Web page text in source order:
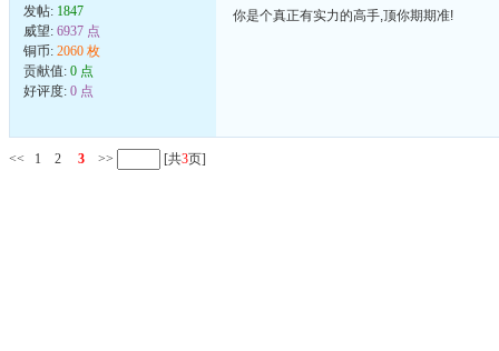
发帖: 1847
威望: 6937 点
铜币: 2060 枚
贡献值: 0 点
好评度: 0 点
你是个真正有实力的高手,顶你期期准!
<< 1 2 3 >> [共3页]